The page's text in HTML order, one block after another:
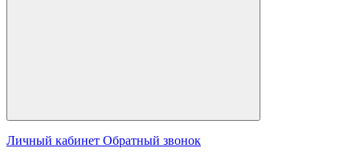
Личный кабинет Обратный звонок